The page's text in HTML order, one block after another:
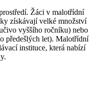
Žáci v malotřídní
získávají velké množství
vyššího ročníku) nebo
předešlých let). Malotřídní
instituce, která nabízí